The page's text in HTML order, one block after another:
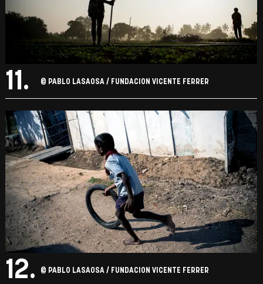
11. © PABLO LASAOSA / FUNDACION VICENTE FERRER
12. © PABLO LASAOSA / FUNDACION VICENTE FERRER